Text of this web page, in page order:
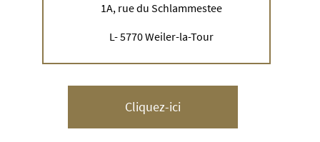
1A, rue du Schlammestee
L- 5770 Weiler-la-Tour
Cliquez-ici